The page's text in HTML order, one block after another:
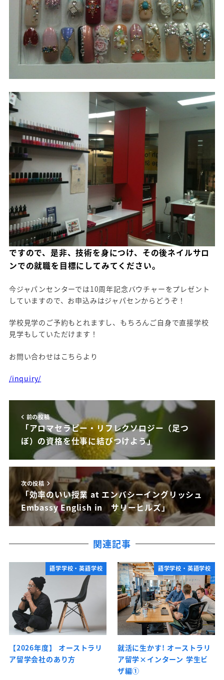
ですので、是非、技術を身につけ、その後ネイルサロ
ンでの就職を目標にしてみてください。
今ジャパンセンターでは10周年記念バウチャーをプレゼント
していますので、お申込みはジャパセンからどうぞ！
学校見学のご予約もとれますし、もちろんご自身で直接学校
見学もしていただけます！
お問い合わせはこちらより
/inquiry/
前の投稿
「アロマセラピー・リフレクソロジー（足つ
ぼ）の資格を仕事に結びつけよう」
次の投稿
「効率のいい授業 at エンバシーイングリッシュ
Embassy English in サリーヒルズ」
関連記事
語学学校・英語学校
【2026年度】 オーストラリ
ア留学会社のあり方
語学学校・英語学校
就活に生かす! オーストラリ
ア留学×インターン 学生ビ
ザ編①